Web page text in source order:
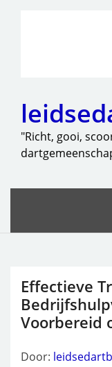
"Richt, gooi,
Effectieve
Voorbereid
Door: